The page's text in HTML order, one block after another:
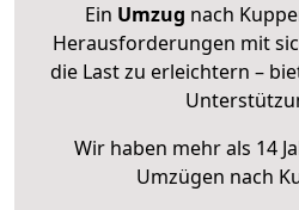
Ein Umzug nach
Herausforderungen mit
die Last zu erleichtern –
Wir haben mehr als 14
Umzügen nach